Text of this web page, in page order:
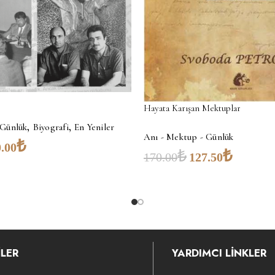
, Biyografi, En Yeniler
₺
Hayata Karışan Mektuplar
Anı - Mektup - Günlük
170.00₺ 127.50₺
YARDIMCI LİNKLER